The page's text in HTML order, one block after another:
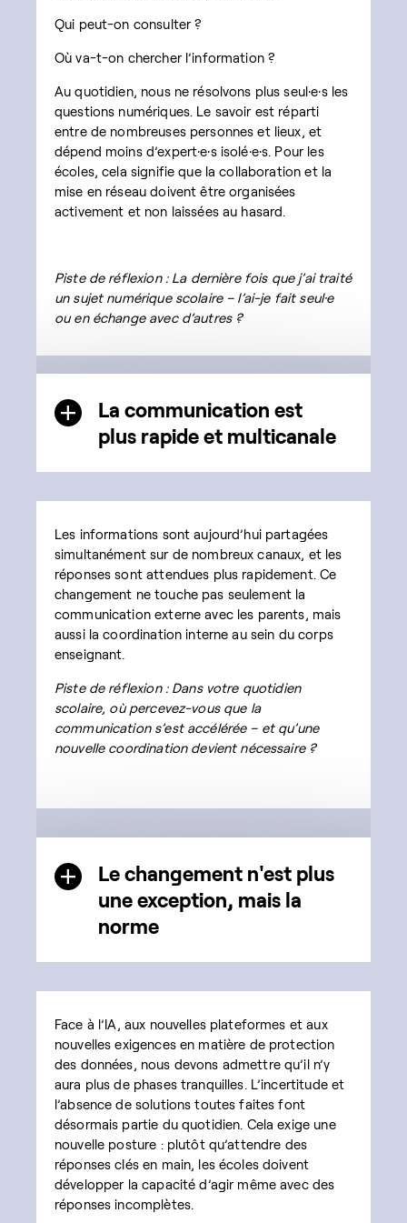
Qui peut-on consulter ?
Où va-t-on chercher l’information ?
Au quotidien, nous ne résolvons plus seul·e·s les
questions numériques. Le savoir est réparti
entre de nombreuses personnes et lieux, et
dépend moins d’expert·e·s isolé·e·s. Pour les
écoles, cela signifie que la collaboration et la
mise en réseau doivent être organisées
activement et non laissées au hasard.
Piste de réflexion : La dernière fois que j’ai traité
un sujet numérique scolaire – l’ai-je fait seul·e
ou en échange avec d’autres ?
La communication est
plus rapide et multicanale
Les informations sont aujourd’hui partagées
simultanément sur de nombreux canaux, et les
réponses sont attendues plus rapidement. Ce
changement ne touche pas seulement la
communication externe avec les parents, mais
aussi la coordination interne au sein du corps
enseignant.
Piste de réflexion : Dans votre quotidien
scolaire, où percevez-vous que la
communication s’est accélérée – et qu’une
nouvelle coordination devient nécessaire ?
Le changement n'est plus
une exception, mais la
norme
Face à l’IA, aux nouvelles plateformes et aux
nouvelles exigences en matière de protection
des données, nous devons admettre qu’il n’y
aura plus de phases tranquilles. L’incertitude et
l’absence de solutions toutes faites font
désormais partie du quotidien. Cela exige une
nouvelle posture : plutôt qu’attendre des
réponses clés en main, les écoles doivent
développer la capacité d’agir même avec des
réponses incomplètes.